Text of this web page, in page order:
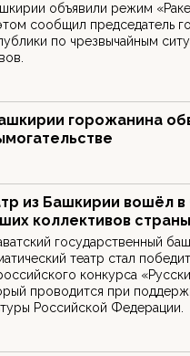
объявили режим
сообщил председатель
по чрезвычайным
горожанина
из Башкирии вошёл в
коллективов страны
государственный
театр стал
конкурса
проводится при
Российской Федерации.